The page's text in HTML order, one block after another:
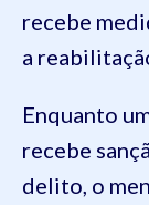
recebe
a
Enquanto
recebe
delito, o